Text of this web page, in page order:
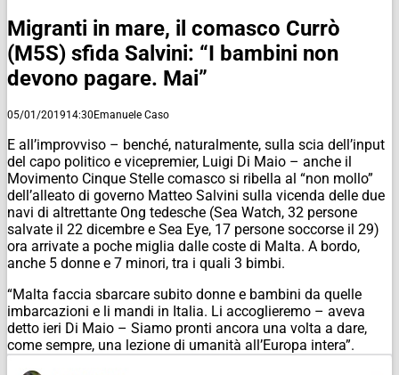
Migranti in mare, il comasco Currò
(M5S) sfida Salvini: “I bambini non
devono pagare. Mai”
05/01/201914:30Emanuele Caso
E all’improvviso – benché, naturalmente, sulla scia dell’input
del capo politico e vicepremier, Luigi Di Maio – anche il
Movimento Cinque Stelle comasco si ribella al “non mollo”
dell’alleato di governo Matteo Salvini sulla vicenda delle due
navi di altrettante Ong tedesche (Sea Watch, 32 persone
salvate il 22 dicembre e Sea Eye, 17 persone soccorse il 29)
ora arrivate a poche miglia dalle coste di Malta. A bordo,
anche 5 donne e 7 minori, tra i quali 3 bimbi.
“Malta faccia sbarcare subito donne e bambini da quelle
imbarcazioni e li mandi in Italia. Li accoglieremo – aveva
detto ieri Di Maio – Siamo pronti ancora una volta a dare,
come sempre, una lezione di umanità all’Europa intera”.